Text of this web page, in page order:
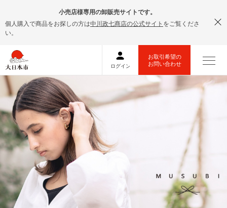
小売店様専用の卸販売サイトです。
個人購入で商品をお探しの方は中川政七商店の公式サイト をご覧くださ
い。